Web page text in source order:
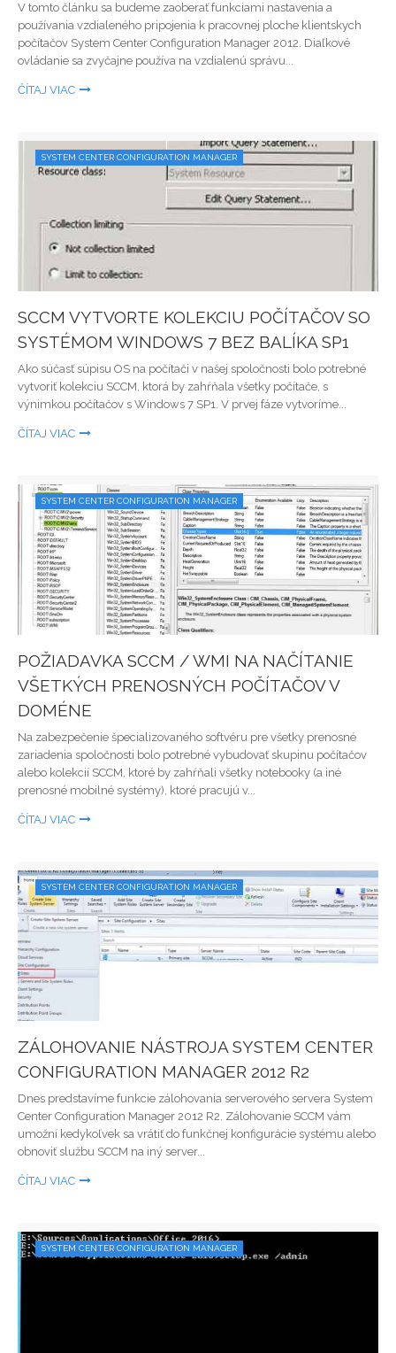
V tomto článku sa budeme zaoberať funkciami nastavenia a
používania vzdialeného pripojenia k pracovnej ploche klientskych
počítačov System Center Configuration Manager 2012. Diaľkové
ovládanie sa zvyčajne používa na vzdialenú správu...
ČÍTAJ VIAC
SYSTEM CENTER CONFIGURATION MANAGER
SCCM VYTVORTE KOLEKCIU POČÍTAČOV SO
SYSTÉMOM WINDOWS 7 BEZ BALÍKA SP1
Ako súčasť súpisu OS na počítači v našej spoločnosti bolo potrebné
vytvoriť kolekciu SCCM, ktorá by zahŕňala všetky počítače, s
výnimkou počítačov s Windows 7 SP1. V prvej fáze vytvoríme...
ČÍTAJ VIAC
SYSTEM CENTER CONFIGURATION MANAGER
POŽIADAVKA SCCM / WMI NA NAČÍTANIE
VŠETKÝCH PRENOSNÝCH POČÍTAČOV V
DOMÉNE
Na zabezpečenie špecializovaného softvéru pre všetky prenosné
zariadenia spoločnosti bolo potrebné vybudovať skupinu počítačov
alebo kolekcií SCCM, ktoré by zahŕňali všetky notebooky (a iné
prenosné mobilné systémy), ktoré pracujú v...
ČÍTAJ VIAC
SYSTEM CENTER CONFIGURATION MANAGER
ZÁLOHOVANIE NÁSTROJA SYSTEM CENTER
CONFIGURATION MANAGER 2012 R2
Dnes predstavíme funkcie zálohovania serverového servera System
Center Configuration Manager 2012 R2. Zálohovanie SCCM vám
umožní kedykoľvek sa vrátiť do funkčnej konfigurácie systému alebo
obnoviť službu SCCM na iný server...
ČÍTAJ VIAC
SYSTEM CENTER CONFIGURATION MANAGER